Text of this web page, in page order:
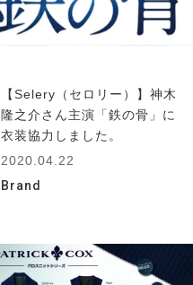
【Selery（セロリー）】神木
隆之介さん主演「鉄の骨」に
衣装協力しました。
2020.04.22
Brand